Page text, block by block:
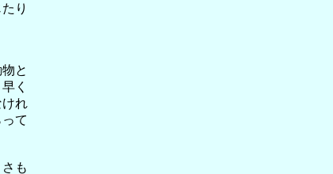
り
と
く
れ
て
も